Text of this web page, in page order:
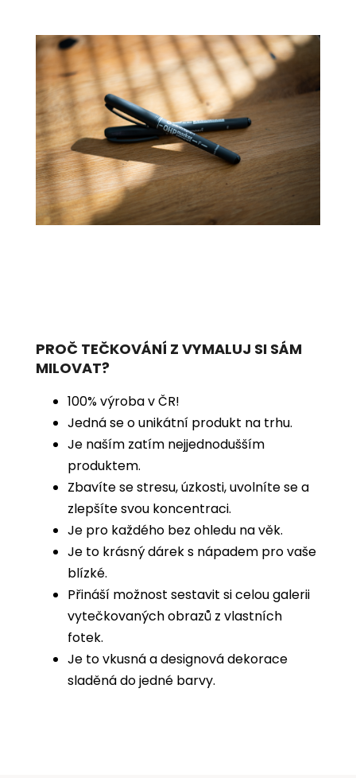
PROČ TEČKOVÁNÍ Z VYMALUJ SI SÁM
MILOVAT?
100% výroba v ČR!
Jedná se o unikátní produkt na trhu.
Je naším zatím nejjednodušším
produktem.
Zbavíte se stresu, úzkosti, uvolníte se a
zlepšíte svou koncentraci.
Je pro každého bez ohledu na věk.
Je to krásný dárek s nápadem pro vaše
blízké.
Přináší možnost sestavit si celou galerii
vytečkovaných obrazů z vlastních
fotek.
Je to vkusná a designová dekorace
sladěná do jedné barvy.